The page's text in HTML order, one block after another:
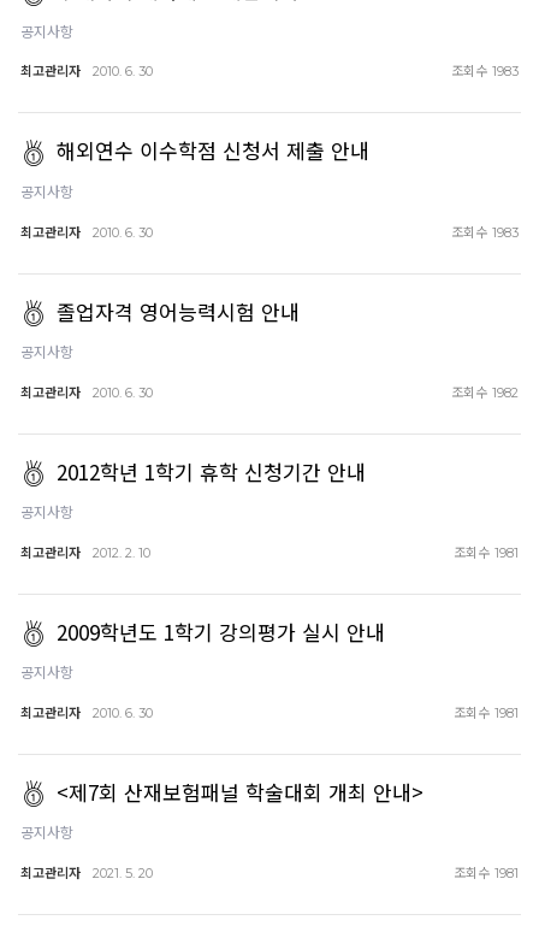
공지사항
최고관리자 2010. 6. 30 조회수 1983
해외연수 이수학점 신청서 제출 안내
공지사항
최고관리자 2010. 6. 30 조회수 1983
졸업자격 영어능력시험 안내
공지사항
최고관리자 2010. 6. 30 조회수 1982
2012학년 1학기 휴학 신청기간 안내
공지사항
최고관리자 2012. 2. 10 조회수 1981
2009학년도 1학기 강의평가 실시 안내
공지사항
최고관리자 2010. 6. 30 조회수 1981
<제7회 산재보험패널 학술대회 개최 안내>
공지사항
최고관리자 2021. 5. 20 조회수 1981